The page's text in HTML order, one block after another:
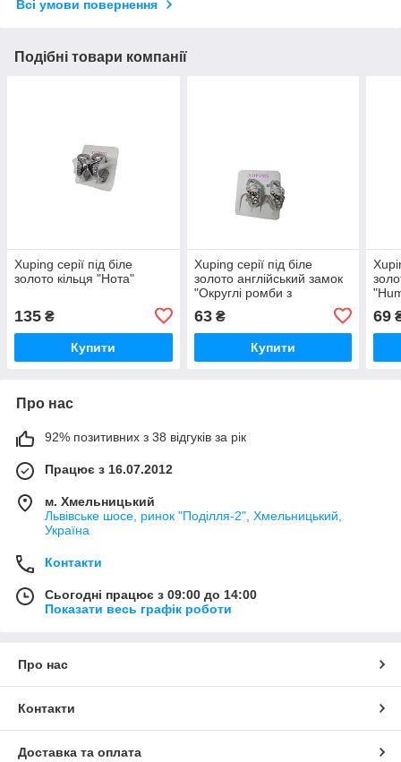
Всі умови повернення
Подібні товари компанії
Xuping серії під біле
золото кільця "Нота"
135 ₴
Купити
Xuping серії під біле
золото англійський замок
"Округлі ромби з
63₴
Купити
69
Про нас
92% позитивних з 38 відгуків за рік
Працює з 16.07.2012
м. Хмельницький
Львівське шосе, ринок "Поділля-2", Хмельницький,
Україна
Контакти
Сьогодні працює з 09:00 до 14:00
Показати весь графік роботи
Про нас
Контакти
Доставка та оплата